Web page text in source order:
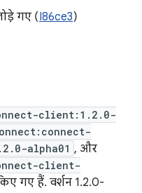
गए (I86ce3)
client:1.2.0-
alpha01 , और
client-
गए हैं. वर्शन 1.2.0-